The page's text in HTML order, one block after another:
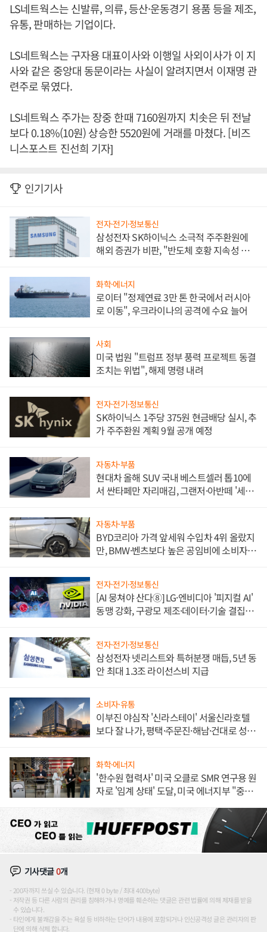
LS네트웍스는 신발류, 의류, 등산·운동경기 용품 등을 제조,
유통, 판매하는 기업이다.
LS네트웍스는 구자용 대표이사와 이행일 사외이사가 이 지
사와 같은 중앙대 동문이라는 사실이 알려지면서 이재명 관
련주로 묶였다.
LS네트웍스 주가는 장중 한때 7160원까지 치솟은 뒤 전날
보다 0.18%(10원) 상승한 5520원에 거래를 마쳤다. [비즈
니스포스트 진선희 기자]
인기기사
전자·전기·정보통신
삼성전자 SK하이닉스 소극적 주주환원에
해외 증권가 비판, "반도체 호황 지속성 의
화학·에너지
로이터 "정제연료 3만 톤 한국에서 러시아
로 이동", 우크라이나의 공격에 수요 늘어
사회
미국 법원 "트럼프 정부 풍력 프로젝트 동결
조치는 위법", 해제 명령 내려
전자·전기·정보통신
SK하이닉스 1주당 375원 현금배당 실시, 추
가 주주환원 계획 9월 공개 예정
자동차·부품
현대차 올해 SUV 국내 베스트셀러 톱10에
서 싼타페만 자리매김, 그랜저·아반떼 '세단
자동차·부품
BYD코리아 가격 앞세워 수입차 4위 올랐지
만, BMW·벤츠보다 높은 공임비에 소비자
전자·전기·정보통신
[AI 뭉쳐야 산다⑧] LG·엔비디아 '피지컬 AI'
동맹 강화, 구광모 제조·데이터·기술 결집
전자·전기·정보통신
삼성전자 넷리스트와 특허분쟁 매듭, 5년 동
안 최대 1.3조 라이선스비 지급
소비자·유통
이부진 야심작 '신라스테이' 서울신라호텔
보다 잘 나가, 평택·주문진·해남·건대로 성
화학·에너지
'한수원 협력사' 미국 오클로 SMR 연구용 원
자로 '임계 상태' 도달, 미국 에너지부 "중요
기사댓글0개
200자까지 쓰실 수 있습니다. (현재 0 byte / 최대 400byte)
저작권 등 다른 사람의 권리를 침해하거나 명예를 훼손하는 댓글은 관련 법률에 의해 제재를 받을
수 있습니다.
타인에게 불쾌감을 주는 욕설 등 비하하는 단어가 내용에 포함되거나 인신공격성 글은 관리자의 판
단에 의해 삭제 합니다.